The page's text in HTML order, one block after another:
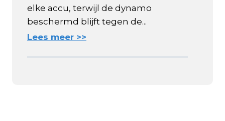
elke accu, terwijl de dynamo
beschermd blijft tegen de...
Lees meer >>